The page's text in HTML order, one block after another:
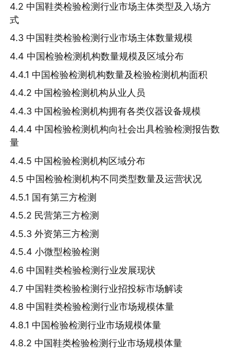
4.2 中国鞋类检验检测行业市场主体类型及入场方
式
4.3 中国鞋类检验检测行业市场主体数量规模
4.4 中国检验检测机构数量规模及区域分布
4.4.1 中国检验检测机构数量及检验检测机构面积
4.4.2 中国检验检测机构从业人员
4.4.3 中国检验检测机构拥有各类仪器设备规模
4.4.4 中国检验检测机构向社会出具检验检测报告数
量
4.4.5 中国检验检测机构区域分布
4.5 中国检验检测机构不同类型数量及运营状况
4.5.1 国有第三方检测
4.5.2 民营第三方检测
4.5.3 外资第三方检测
4.5.4 小微型检验检测
4.6 中国鞋类检验检测行业发展现状
4.7 中国鞋类检验检测行业招投标市场解读
4.8 中国鞋类检验检测行业市场规模体量
4.8.1 中国检验检测行业市场规模体量
4.8.2 中国鞋类检验检测行业市场规模体量